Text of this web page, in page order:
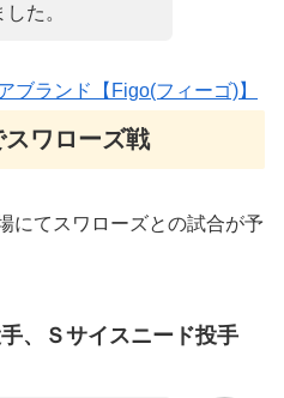
た。
ブランド【Figo(フィーゴ)】
ワローズ戦
にてスワローズとの試合が予
、Ｓサイスニード投手